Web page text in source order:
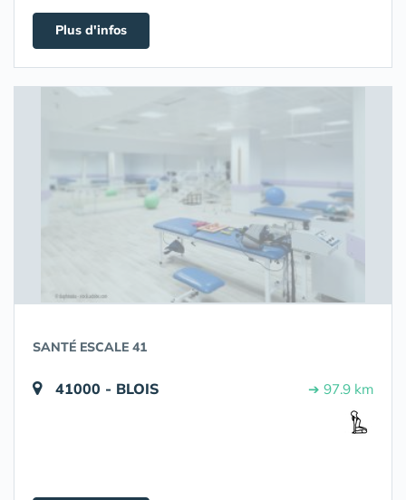
Plus d'infos
SANTÉ ESCALE 41
41000 - BLOIS ➔ 97.9 km